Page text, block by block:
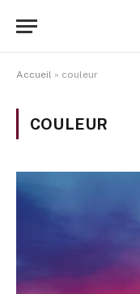
Accueil » couleur
COULEUR